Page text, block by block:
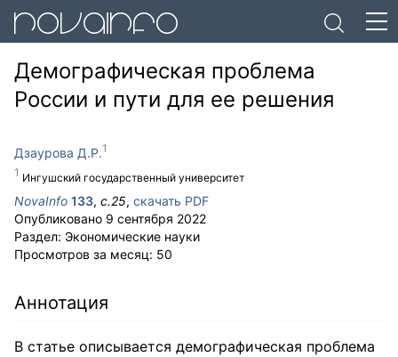
Демографическая проблема
России и пути для ее решения
Дзаурова Д.Р.
Ингушский государственный университет
NovaInfo 133, с.25, скачать PDF
Опубликовано 9 сентября 2022
Раздел: Экономические науки
Просмотров за месяц: 50
Аннотация
В статье описывается демографическая проблема